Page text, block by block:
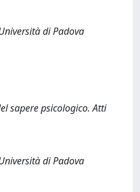
di Padova
sapere psicologico. Atti
di Padova